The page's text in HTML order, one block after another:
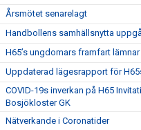
Årsmötet senarelagt
Handbollens samhällsnytta
H65’s ungdomars framfart
Uppdaterad lägesrapport för
COVID-19s inverkan på H65
Bosjökloster GK
Nätverkande i Coronatider